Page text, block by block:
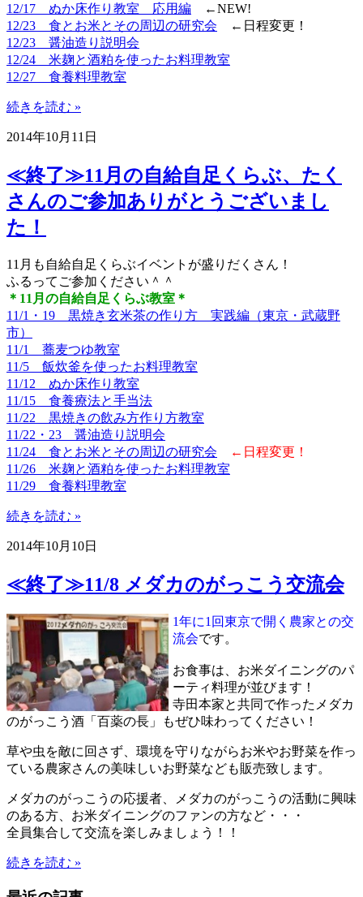
12/17 ぬか床作り教室 応用編 ←NEW!
12/23 食とお米とその周辺の研究会 ←日程変更！
12/23 醤油造り説明会
12/24 米麹と酒粕を使ったお料理教室
12/27 食養料理教室
続きを読む »
2014年10月11日
≪終了≫11月の自給自足くらぶ、たく
さんのご参加ありがとうございまし
た！
11月も自給自足くらぶイベントが盛りだくさん！
ふるってご参加ください＾＾
＊11月の自給自足くらぶ教室＊
11/1・19 黒焼き玄米茶の作り方 実践編（東京・武蔵野
市）
11/1 蕎麦つゆ教室
11/5 飯炊釜を使ったお料理教室
11/12 ぬか床作り教室
11/15 食養療法と手当法
11/22 黒焼きの飲み方作り方教室
11/22・23 醤油造り説明会
11/24 食とお米とその周辺の研究会
←日程変更！
11/26 米麹と酒粕を使ったお料理教室
11/29 食養料理教室
続きを読む »
2014年10月10日
≪終了≫11/8 メダカのがっこう交流会
1年に1回東京で開く農家との交
流会です。
お食事は、お米ダイニングのパ
ーティ料理が並びます！
寺田本家と共同で作ったメダカ
のがっこう酒「百薬の長」もぜひ味わってください！
草や虫を敵に回さず、環境を守りながらお米やお野菜を作っ
ている農家さんの美味しいお野菜なども販売致します。
メダカのがっこうの応援者、メダカのがっこうの活動に興味
のある方、お米ダイニングのファンの方など・・・
全員集合して交流を楽しみましょう！！
続きを読む »